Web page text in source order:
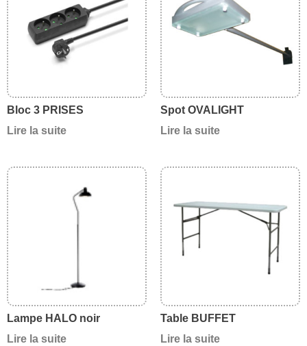
Bloc 3 PRISES
Lire la suite
Spot OVALIGHT
Lire la suite
Lampe HALO noir
Lire la suite
Table BUFFET
Lire la suite